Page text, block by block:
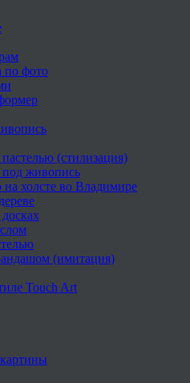
по фото
(стилизация)
живопись
на холсте во Владимире
(имитация)
Touch Art